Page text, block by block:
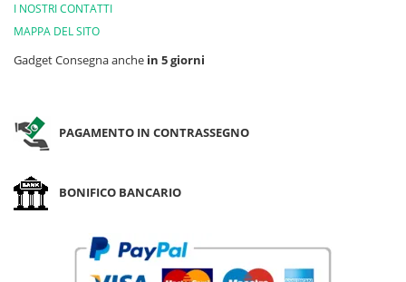
I NOSTRI CONTATTI
MAPPA DEL SITO
Gadget Consegna anche in 5 giorni
PAGAMENTO IN CONTRASSEGNO
BONIFICO BANCARIO